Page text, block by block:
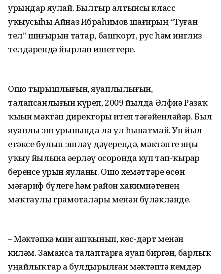
урындар яулай. Былтыр алтынсы класс
уҡыусыһы Айназ Ибраһимов шағирҙың “Туған
тел” шиғырын татар, башҡорт, рус һәм инглиз
телдәрендә йырлап ишеттерҙе.
Ошо тырышлығын, яуаплылығын,
талапсанлығын күреп, 2009 йылда Әлфиә Разаҡ
ҡыҙын мәктәп директоры итеп тәғәйенләйҙәр. Был
яуаплы эш урынында ла ул һынатмай. Ун йыл
етәксе булып эшләү дәүерендә, мәктәпте яңы
уҡыу йылына әҙерләү осоронда күп тап-ҡырҙар
беренсе урын яуланы. Ошо хеҙмәттәре өсөн
мәғариф бүлеге һәм район хакимиәтенең
маҡтаулы грамоталары менән бүләкләнде.
– Мәктәпкә мин ашҡынып, көс-дәрт менән
киләм. Заманса талаптарға яуап биргән, барлыҡ
уңайлыҡтар ҙа булдырылған мәктәптә кемдәр